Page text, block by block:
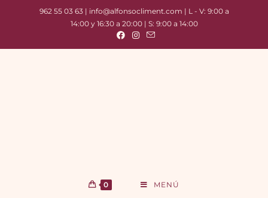
962 55 03 63 | info@alfonsocliment.com | L - V: 9:00 a
14:00 y 16:30 a 20:00 | S: 9:00 a 14:00
0 MENÚ